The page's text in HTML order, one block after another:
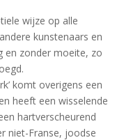
wijze op alle
kunstenaars en
en zonder moeite, zo
komt overigens een
heeft een wisselende
hartverscheurend
niet-Franse, joodse